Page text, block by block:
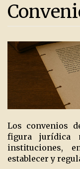
Los convenios
figura jurídica
instituciones,
establecer y